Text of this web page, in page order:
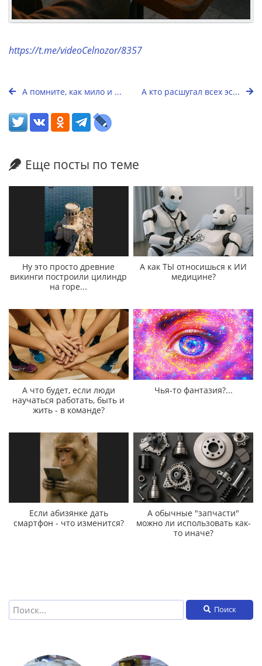
https://t.me/videoCelnozor/8357
А помните, как мило и ... А кто расшугал всех эс...
Еще посты по теме
Ну это просто древние
викинги построили цилиндр
на горе...
А как ТЫ относишься к ИИ
медицине?
А что будет, если люди
научаться работать, быть и
жить - в команде?
Чья-то фантазия?...
Если абизянке дать
смартфон - что изменится?
А обычные "запчасти"
можно ли использовать как-
то иначе?
Поиск